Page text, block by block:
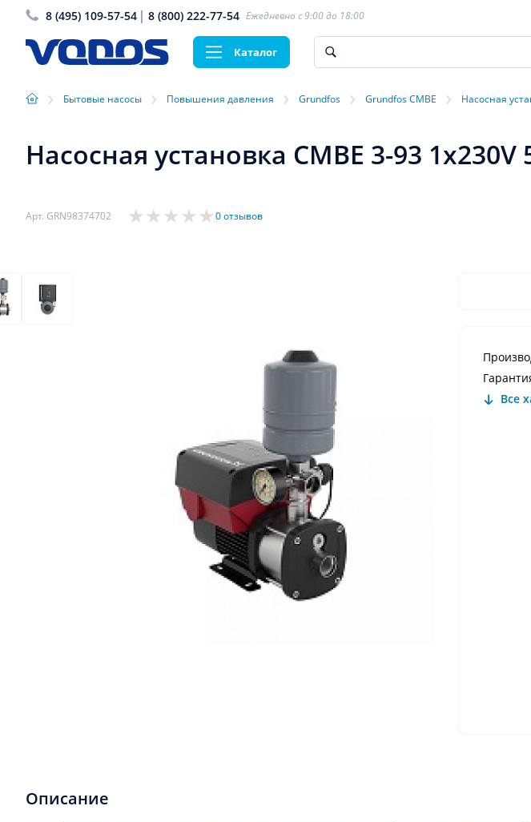
8 (495) 109-57-54 8 (800) 222-77-54 Ежедневно с 9:00 до 18:00
Каталог
› Бытовые насосы › Повышения давления › Grundfos › Grundfos CMBE › Насосная
Насосная установка CMBE 3-93
Арт. GRN98374702 0 отзывов
Все
Описание